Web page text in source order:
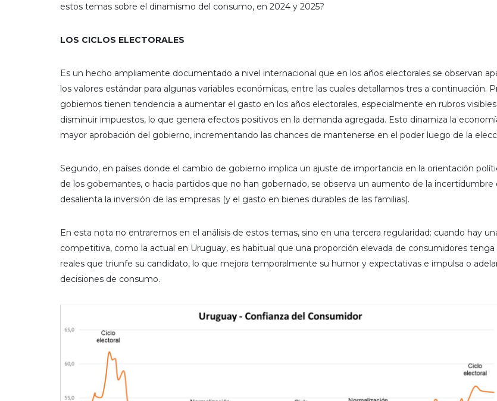
estos temas sobre el dinamismo del consumo, en 2024 y 2025?
LOS CICLOS ELECTORALES
Es un hecho ampliamente documentado a nivel internacional que en los años electorales se observan
los valores estándar para algunas variables económicas, entre las cuales detallamos tres a continuación.
gobiernos tienen tendencia a aumentar el gasto en los años electorales, especialmente en rubros
disminuir impuestos, lo que genera efectos positivos en la demanda agregada. Esto dinamiza la
mayor aprobación del gobierno, incrementando las chances de mantenerse en el poder luego de la
Segundo, en países donde el cambio de gobierno implica un ajuste de importancia en la orientación
de los gobernantes, o hacia partidos que no han gobernado, se observa un aumento de la incertidumbre
desalienta la inversión de las empresas (y el gasto en bienes durables de las familias).
En esta nota no entraremos en el análisis de estos temas, sino en una tercera regularidad: cuando hay
competitiva, como la actual en Uruguay, es habitual que una proporción elevada de consumidores tenga
reales que triunfe su candidato, lo que mejora temporalmente su humor y expectativas e impulsa o
decisiones de consumo.